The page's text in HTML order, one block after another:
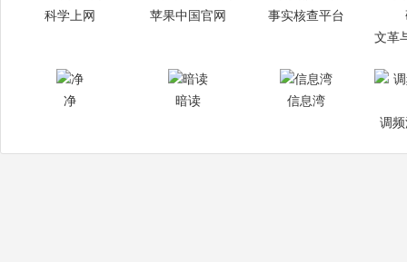
科学上网 苹果中国官网 事实核查平台
净 暗读
信息湾
调